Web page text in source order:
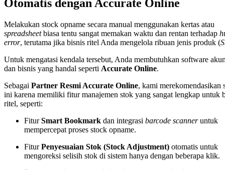
Otomatis dengan Accurate Online
Melakukan stock opname secara manual menggunakan kertas atau
spreadsheetbiasa tentu sangat memakan waktu dan rentan terhadap
error, terutama jika bisnis ritel Anda mengelola ribuan jenis produk (
Untuk mengatasi kendala tersebut, Anda membutuhkan software
dan bisnis yang handal seperti Accurate Online.
Sebagai Partner Resmi Accurate Online, kami merekomendasikan
ini karena memiliki fitur manajemen stok yang sangat lengkap untuk
ritel, seperti:
FiturSmart Bookmark dan integrasi barcode scanneruntuk
mempercepat proses stock opname.
FiturPenyesuaian Stok (Stock Adjustment) otomatis untuk
mengoreksi selisih stok di sistem hanya dengan beberapa klik.